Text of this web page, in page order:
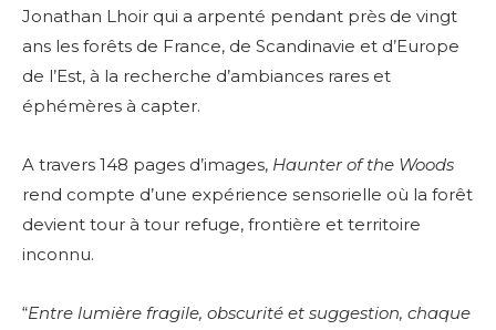
Jonathan Lhoir qui a arpenté pendant près de vingt
ans les forêts de France, de Scandinavie et d’Europe
de l’Est, à la recherche d’ambiances rares et
éphémères à capter.
A travers 148 pages d’images, Haunter of the Woods
rend compte d’une expérience sensorielle où la forêt
devient tour à tour refuge, frontière et territoire
inconnu.
“Entre lumière fragile, obscurité et suggestion, chaque